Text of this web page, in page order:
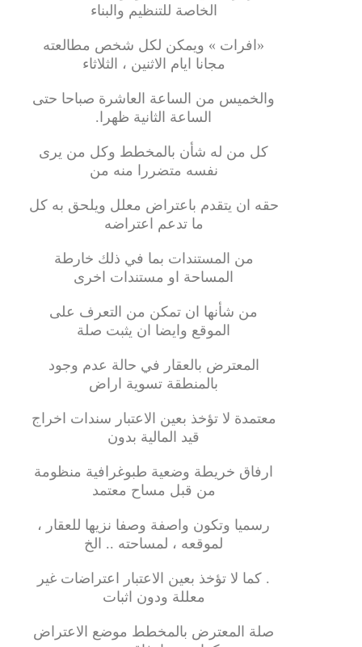
الخاصة للتنظيم والبناء
«افرات » ويمكن لكل شخص مطالعته
مجانا ايام الاثنين ، الثلاثاء
والخميس من الساعة العاشرة صباحا حتى
الساعة الثانية ظهرا.
كل من له شأن بالمخطط وكل من يرى
نفسه متضررا منه من
حقه ان يتقدم باعتراض معلل ويلحق به كل
ما تدعم اعتراضه
من المستندات بما في ذلك خارطة
المساحة او مستندات اخرى
من شأنها ان تمكن من التعرف على
الموقع وايضا ان يثبت صلة
المعترض بالعقار في حالة عدم وجود
بالمنطقة تسوية اراض
معتمدة لا تؤخذ بعين الاعتبار سندات اخراج
قيد المالية بدون
ارفاق خريطة وضعية طبوغرافية منظومة
من قبل مساح معتمد
رسميا وتكون واصفة وصفا نزيها للعقار ،
لموقعه ، لمساحته .. الخ
. كما لا تؤخذ بعين الاعتبار اعتراضات غير
معللة ودون اثبات
صلة المعترض بالمخطط موضع الاعتراض